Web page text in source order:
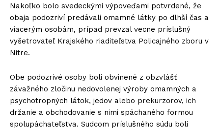
Nakoľko bolo svedeckými výpoveďami potvrdené, že
obaja podozriví predávali omamné látky po dlhší čas a
viacerým osobám, prípad prevzal vecne príslušný
vyšetrovateľ Krajského riaditeľstva Policajného zboru v
Nitre.
Obe podozrivé osoby boli obvinené z obzvlášť
závažného zločinu nedovolenej výroby omamných a
psychotropných látok, jedov alebo prekurzorov, ich
držanie a obchodovanie s nimi spáchaného formou
spolupáchateľstva. Sudcom príslušného súdu boli